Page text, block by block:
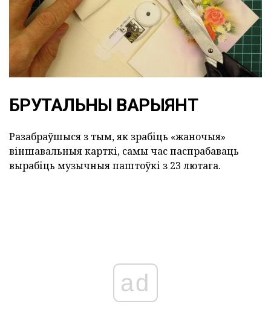
БРУТАЛЬНЫ ВАРЫЯНТ
Разабраўшыся з тым, як зрабіць «жаночыя»
віншавальныя карткі, самы час паспрабаваць
вырабіць музычныя паштоўкі з 23 лютага.
ad